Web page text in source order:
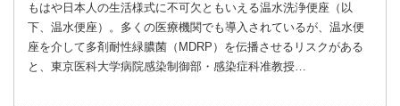
もはや日本人の生活様式に不可欠ともいえる温水洗浄便座（以
下、温水便座）。多くの医療機関でも導入されているが、温水便
座を介して多剤耐性緑膿菌（MDRP）を伝播させるリスクがある
と、東京医科大学病院感染制御部・感染症科准教授…